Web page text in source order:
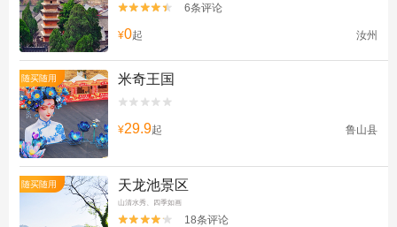

 6条评论
¥0起 汝州
随买随用 米奇王国


¥29.9起 鲁山县
随买随用 天龙池景区
山清水秀、四季如画

 18条评论